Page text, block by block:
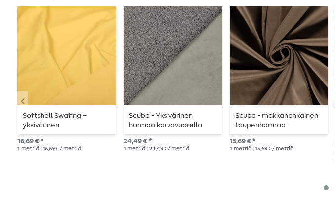
Softshell Swafing –
yksivärinen
16,69 € *
1 metriä | 16,69 € / metriä
Scuba - Yksivärinen
harmaa karvavuorella
24,49 € *
1 metriä | 24,49 € / metriä
Scuba - mokkanahkainen
taupenharmaa
15,69 € *
1 metriä | 15,69 € / metriä